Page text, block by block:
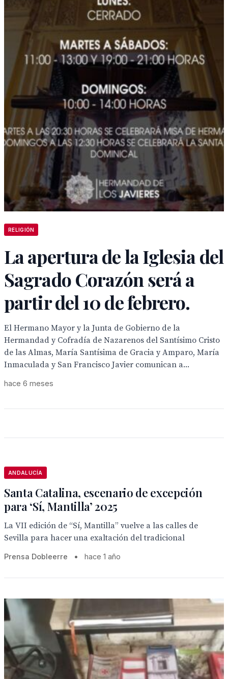
RELIGIÓN
La apertura de la Iglesia del
Sagrado Corazón será a
partir del 10 de febrero.
El Hermano Mayor y la Junta de Gobierno de la
Hermandad y Cofradía de Nazarenos del Santísimo Cristo
de las Almas, María Santísima de Gracia y Amparo, María
Inmaculada y San Francisco Javier comunican a...
hace 6 meses
ANDALUCÍA
Santa Catalina, escenario de excepción
para ‘Sí, Mantilla’ 2025
La VII edición de “Sí, Mantilla” vuelve a las calles de
Sevilla para hacer una exaltación del tradicional
Prensa Dobleerre • hace 1 año